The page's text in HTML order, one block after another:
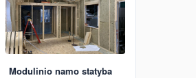
Modulinio namo statyba